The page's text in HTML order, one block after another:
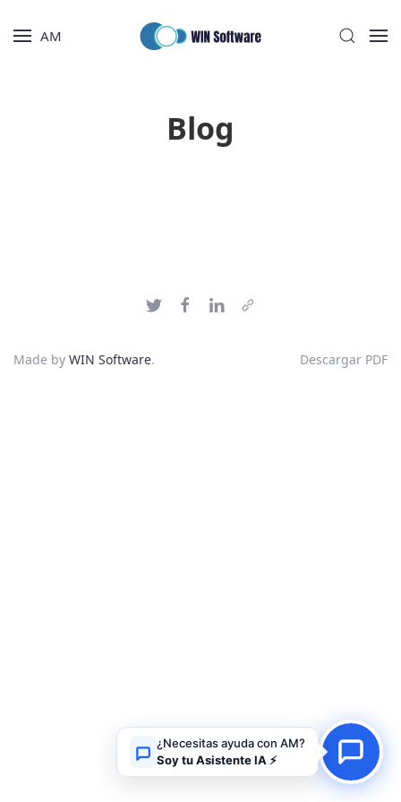
AM
Blog
Made by WIN Software. Descargar PDF
¿Necesitas ayuda con AM?
Soy tu Asistente IA ⚡